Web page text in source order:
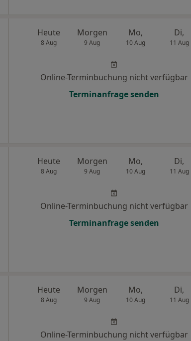
Heute
8 Aug
Morgen
9 Aug
Mo,
10 Aug
Di,
11 Aug
Online-Terminbuchung nicht verfügbar
Terminanfrage senden
Heute
8 Aug
Morgen
9 Aug
Mo,
10 Aug
Di,
11 Aug
Online-Terminbuchung nicht verfügbar
Terminanfrage senden
Heute
8 Aug
Morgen
9 Aug
Mo,
10 Aug
Di,
11 Aug
Online-Terminbuchung nicht verfügbar